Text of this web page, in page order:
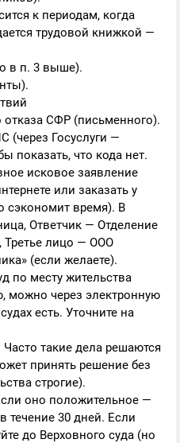
к периодам, когда
трудовой книжкой —
в п. 3 выше).
СФР (письменного).
(через Госуслуги —
показать, что кода нет.
исковое заявление
или заказать у
сэкономит время). В
Ответчик — Отделение
Третье лицо — ООО
(если желаете).
по месту жительства
можно через электронную
есть. Уточните на
такие дела решаются
принять решение без
строгие).
оно положительное —
течение 30 дней. Если
до Верховного суда (но